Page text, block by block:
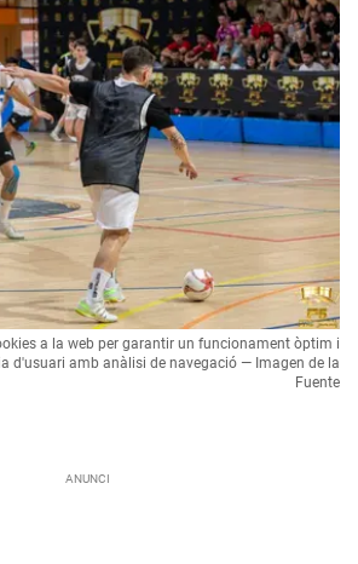
a la web per garantir un funcionament òptim i
d'usuari amb anàlisi de navegació — Imagen de la
Fuente